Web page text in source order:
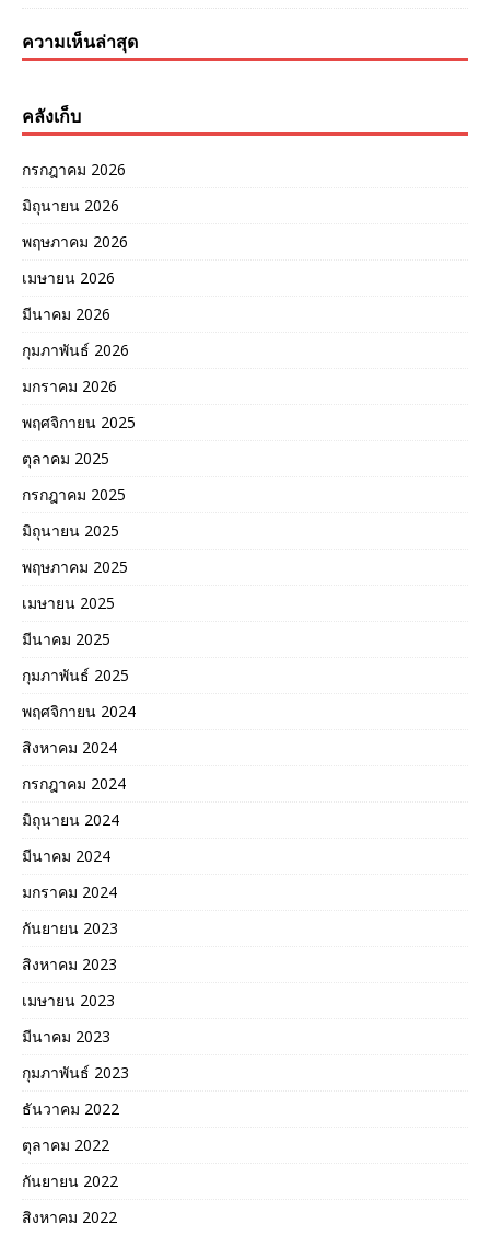
ความเห็นล่าสุด
คลังเก็บ
กรกฎาคม 2026
มิถุนายน 2026
พฤษภาคม 2026
เมษายน 2026
มีนาคม 2026
กุมภาพันธ์ 2026
มกราคม 2026
พฤศจิกายน 2025
ตุลาคม 2025
กรกฎาคม 2025
มิถุนายน 2025
พฤษภาคม 2025
เมษายน 2025
มีนาคม 2025
กุมภาพันธ์ 2025
พฤศจิกายน 2024
สิงหาคม 2024
กรกฎาคม 2024
มิถุนายน 2024
มีนาคม 2024
มกราคม 2024
กันยายน 2023
สิงหาคม 2023
เมษายน 2023
มีนาคม 2023
กุมภาพันธ์ 2023
ธันวาคม 2022
ตุลาคม 2022
กันยายน 2022
สิงหาคม 2022